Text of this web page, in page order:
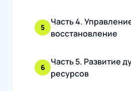
5
Часть 4.
восстановление
6
Часть 5. Развитие
ресурсов